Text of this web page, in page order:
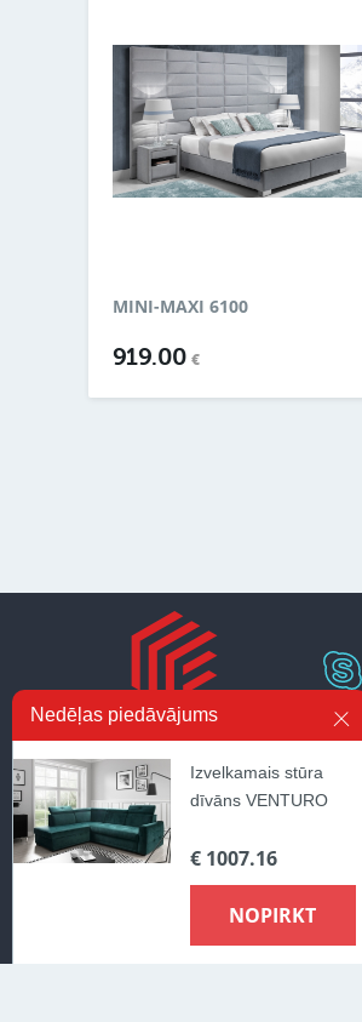
MINI-MAXI 6100
919.00 €
Ir noliktavā Preču kategorijas
Nedēļas piedāvājums
Izvelkamais stūra
dīvāns VENTURO
€ 1007.16
NOPIRKT